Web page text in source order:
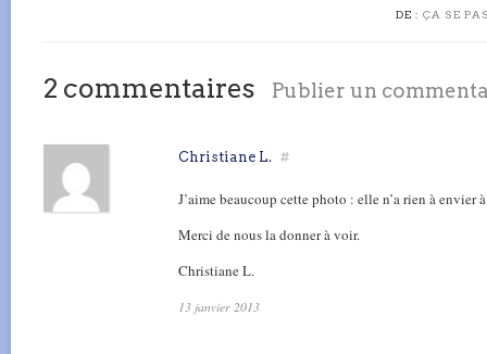
DE : ÇA SE
2 commentaires Publier un
Christiane L. #
J’aime beaucoup cette photo : elle n’a rien à envier
Merci de nous la donner à voir.
Christiane L.
13 janvier 2013